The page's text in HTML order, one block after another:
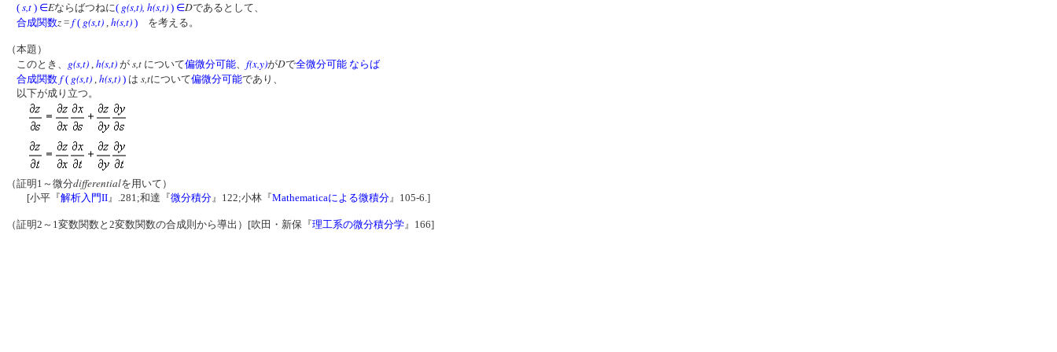
( s,t ) ∈Eならばつねに( g(s,t), h(s,t) ) ∈Dであるとして、
合成関数z = f( g(s,t) , h(s,t) ) を考える。
（本題）
このとき、 g(s,t) , h(s,t) が s,t について偏微分可能、 f(x,y)がDで全微分可能 ならば
合成関数 f( g(s,t) , h(s,t) ) は s,tについて偏微分可能であり、
以下が成り立つ。
（証明1～微分differentialを用いて）
[小平『解析入門II』.281;和達『微分積分』122;小林『Mathematicaによる微積分』105-6.]
（証明2～1変数関数と2変数関数の合成則から導出）[吹田・新保『理工系の微分積分学』166]